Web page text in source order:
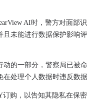
AI时，警方对面部
且未能进行数据保护影响
动的一部分，警察局已被
在处理个人数据时违反数据
订购，以告知其隐私在保